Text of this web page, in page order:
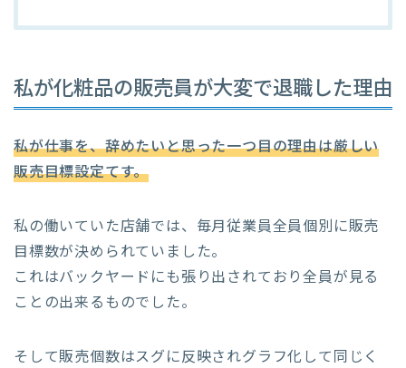
私が化粧品の販売員が大変で退職した理由
私が仕事を、辞めたいと思った一つ目の理由は厳しい
販売目標設定てす。
私の働いていた店舗では、毎月従業員全員個別に販売
目標数が決められていました。
これはバックヤードにも張り出されており全員が見る
ことの出来るものでした。
そして販売個数はスグに反映されグラフ化して同じく